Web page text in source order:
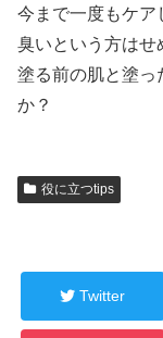
今まで一度もケア
臭いという方はせ
塗る前の肌と塗っ
か？
役に立つtips
Twitter